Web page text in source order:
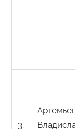
3.